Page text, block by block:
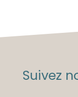
Suivez